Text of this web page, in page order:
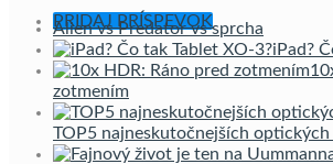
PRIDAJ PRÍSPEVOK
Alien vs Predator vs sprcha
iPad?
zotmením
TOP5 najneskutočnejších optických